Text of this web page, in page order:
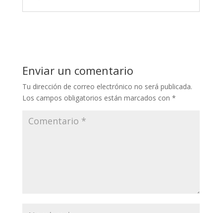
Enviar un comentario
Tu dirección de correo electrónico no será publicada.
Los campos obligatorios están marcados con *